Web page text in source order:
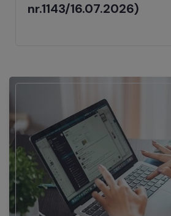
nr.1143/16.07.2026)